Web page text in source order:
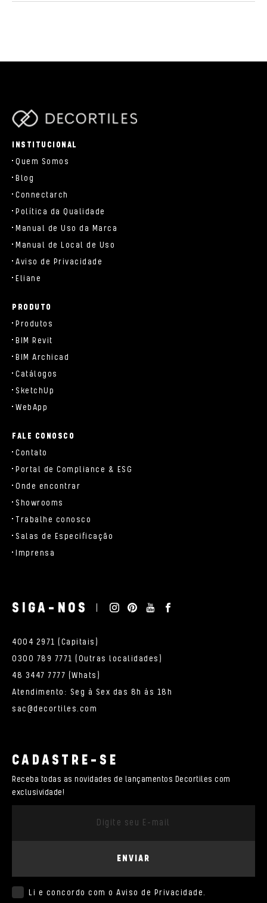
INSTITUCIONAL
Quem Somos
Blog
Connectarch
Política da Qualidade
Manual de Uso da Marca
Manual de Local de Uso
Aviso de Privacidade
Eliane
PRODUTO
Produtos
BIM Revit
BIM Archicad
Catálogos
SketchUp
WebApp
FALE CONOSCO
Contato
Portal de Compliance & ESG
Onde encontrar
Showrooms
Trabalhe conosco
Salas de Especificação
Imprensa
SIGA-NOS
4004 2971 (Capitais)
0300 789 7771 (Outras localidades)
48 3447 7777 (Whats)
Atendimento: Seg à Sex das 8h às 18h
sac@decortiles.com
CADASTRE-SE
Receba todas as novidades de lançamentos Decortiles com
exclusividade!
ENVIAR
Li e concordo com o Aviso de Privacidade.